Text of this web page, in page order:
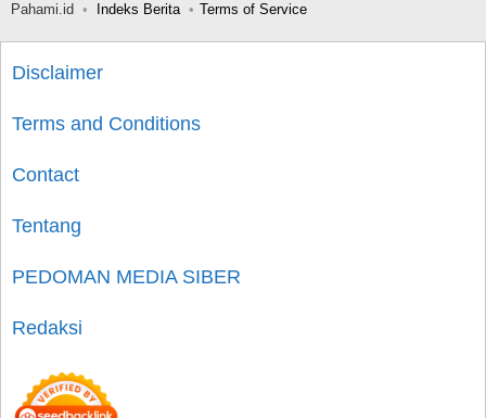
Pahami.id Indeks Berita Terms of Service
Disclaimer
Terms and Conditions
Contact
Tentang
PEDOMAN MEDIA SIBER
Redaksi